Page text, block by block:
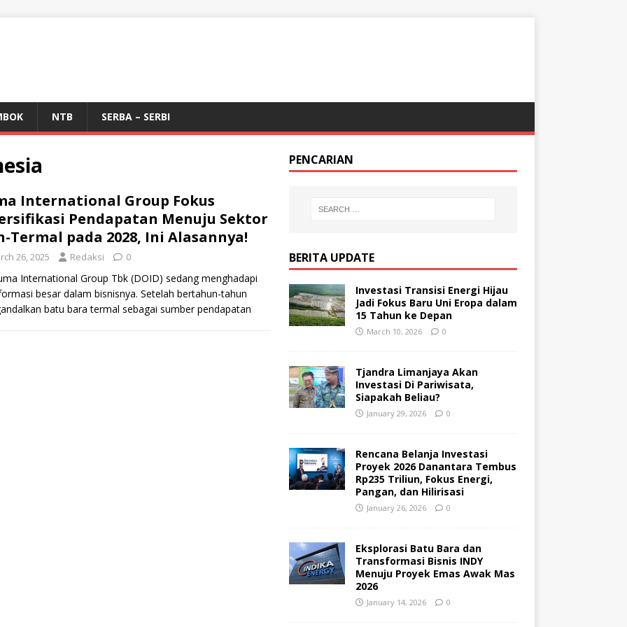
NTB SERBA – SERBI
International Group Fokus
Pendapatan Menuju Sektor
Termal pada 2028, Ini Alasannya!
26, 2025 Redaksi 0
International Group Tbk (DOID) sedang menghadapi
besar dalam bisnisnya. Setelah bertahun-tahun
batu bara termal sebagai sumber pendapatan
PENCARIAN
BERITA UPDATE
Investasi Transisi Energi Hijau
Jadi Fokus Baru Uni Eropa dalam
15 Tahun ke Depan
March 10, 2026 0
Tjandra Limanjaya Akan
Investasi Di Pariwisata,
Siapakah Beliau?
January 29, 2026 0
Rencana Belanja Investasi
Proyek 2026 Danantara Tembus
Rp235 Triliun, Fokus Energi,
Pangan, dan Hilirisasi
January 26, 2026 0
Eksplorasi Batu Bara dan
Transformasi Bisnis INDY
Menuju Proyek Emas Awak Mas
2026
January 14, 2026 0